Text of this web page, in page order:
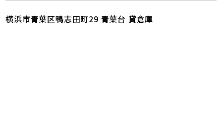
横浜市青葉区鴨志田町29 青葉台 貸倉庫